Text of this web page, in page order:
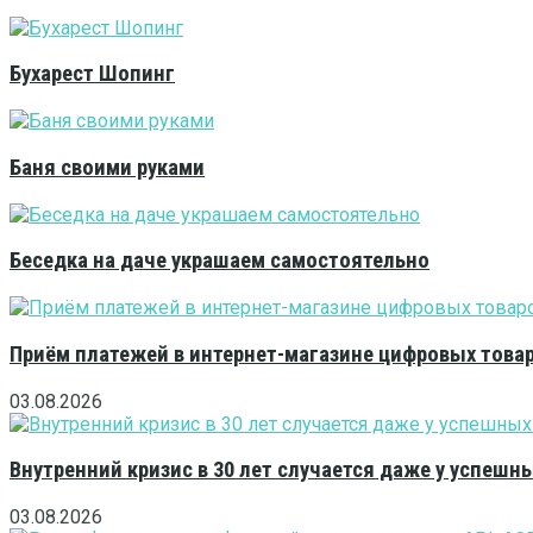
Бухарест Шопинг
Баня своими руками
Беседка на даче украшаем самостоятельно
Приём платежей в интернет-магазине цифровых
03.08.2026
Внутренний кризис в 30 лет случается даже у
03.08.2026